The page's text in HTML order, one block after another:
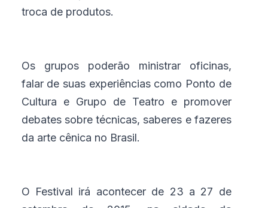
troca de produtos.
Os grupos poderão ministrar oficinas,
falar de suas experiências como Ponto de
Cultura e Grupo de Teatro e promover
debates sobre técnicas, saberes e fazeres
da arte cênica no Brasil.
O Festival irá acontecer de 23 a 27 de